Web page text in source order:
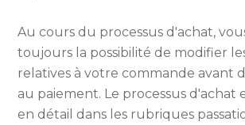
Au cours du processus d'achat,
toujours la possibilité de modifier
relatives à votre commande avant
au paiement. Le processus d'achat
en détail dans les rubriques